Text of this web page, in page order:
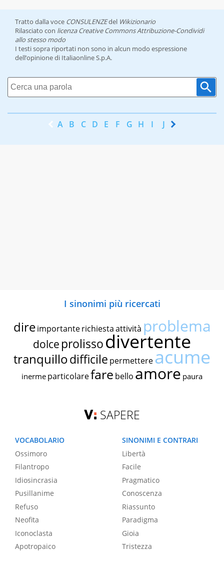
Tratto dalla voce CONSULENZEdel Wikizionario
Rilasciato con licenza Creative Commons Attribuzione-Condividi
allo stesso modo
I testi sopra riportati non sono in alcun modo espressione
dell’opinione di Italiaonline S.p.A.
A B C D E F G H I J K
I sinonimi più ricercati
dire importante richiestaattività problema
dolce prolissodivertente
tranquillodifficile permettereacume
inerme particolarefare bello amore paura
SAPERE
VOCABOLARIO
Ossimoro
Filantropo
Idiosincrasia
Pusillanime
Refuso
Neofita
Iconoclasta
Apotropaico
SINONIMI E CONTRARI
Libertà
Facile
Pragmatico
Conoscenza
Riassunto
Paradigma
Gioia
Tristezza